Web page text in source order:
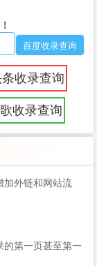
条收录查询
收录查询
加外链和网站流
的第一页甚至第一